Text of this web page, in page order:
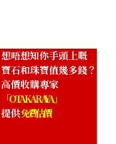
想唔想知你手頭上嘅
寶石和珠寶值幾多錢？
高價收購專家
「OTAKARAYA」
提供免費估價